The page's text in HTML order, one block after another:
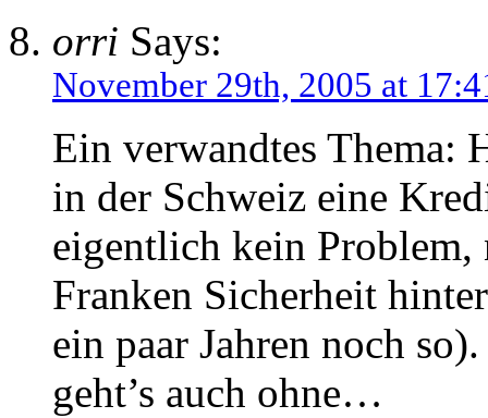
orri Says:
November 29th, 2005 at
Ein verwandtes Thema:
in der Schweiz eine
eigentlich kein Problem,
Franken Sicherheit
ein paar Jahren noch
geht’s auch ohne…